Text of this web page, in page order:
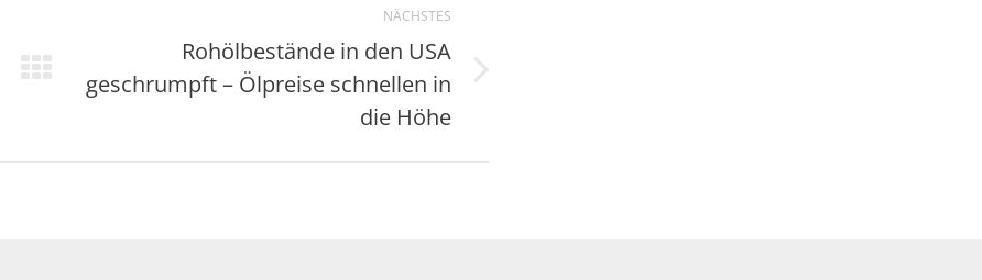
NÄCHSTES
Nächster
Rohölbestände in den USA
geschrumpft – Ölpreise schnellen in
die Höhe